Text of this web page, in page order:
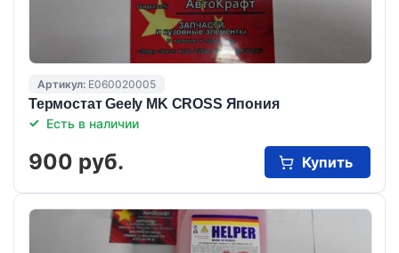
Артикул: E060020005
Термостат Geely MK CROSS Япония
Есть в наличии
900 руб. Купить